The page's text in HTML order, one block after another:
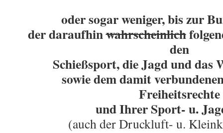
oder sogar weniger, bis zur
der daraufhinwahrscheinlich
den
Schießsport, die Jagd und das
sowiedem damit
Freiheitsrechte
und Ihrer Sport- u.
(auch der Druckluft- u.